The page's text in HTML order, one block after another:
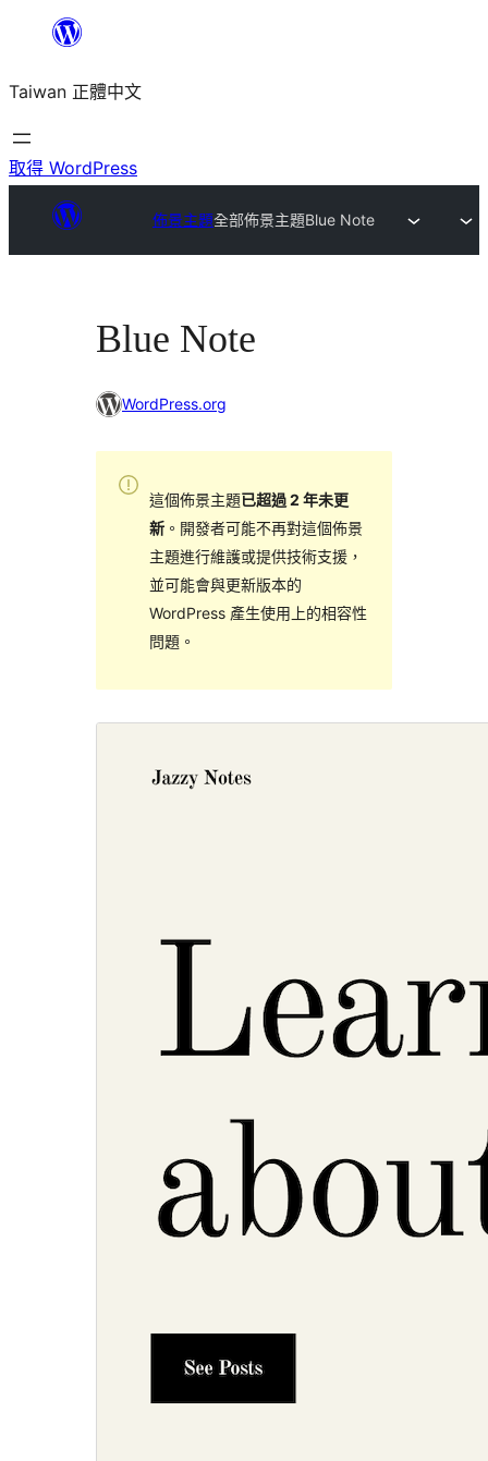
主
要
內
Taiwan 正體中文
取得 WordPress
佈景主題全部佈景主題Blue Note
Blue Note
WordPress.org
這個佈景主題已超過 2 年未更
新。開發者可能不再對這個佈景
主題進行維護或提供技術支援，
並可能會與更新版本的
WordPress 產生使用上的相容性
問題。